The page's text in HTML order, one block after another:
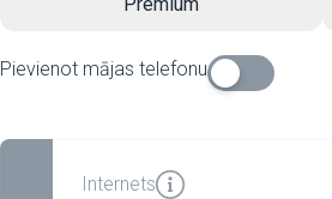
Pievienot mājas telefonu
Internets